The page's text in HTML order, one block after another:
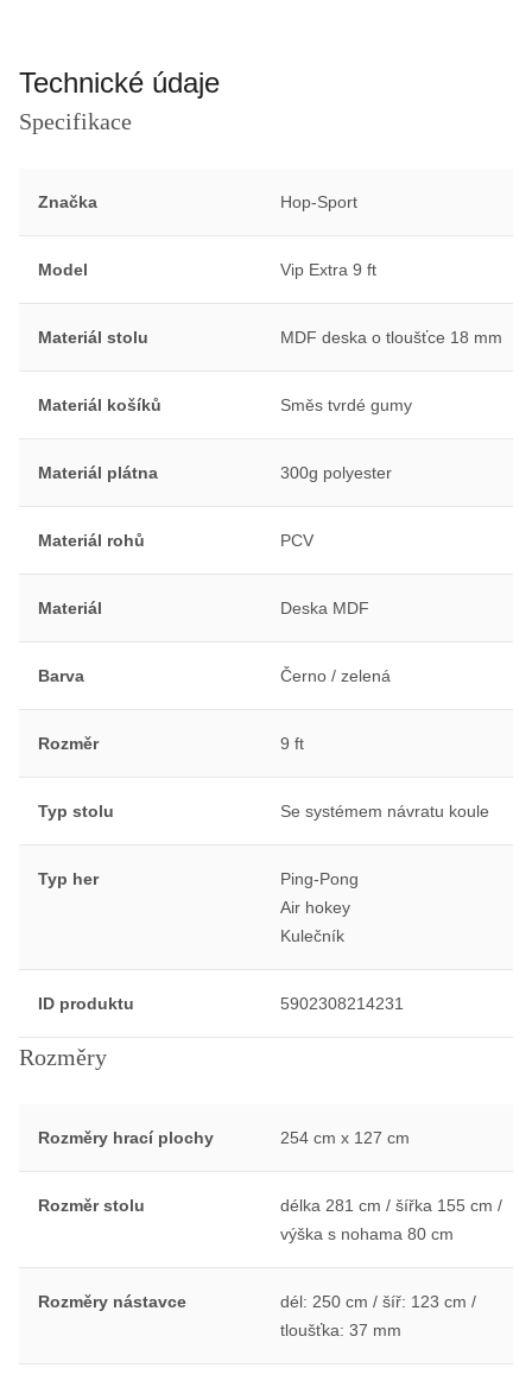
Technické údaje
Specifikace
Značka Hop-Sport
Model Vip Extra 9 ft
Materiál stolu MDF deska o tloušťce 18 mm
Materiál košíků Směs tvrdé gumy
Materiál plátna 300g polyester
Materiál rohů PCV
Materiál Deska MDF
Barva Černo / zelená
Rozměr 9 ft
Typ stolu Se systémem návratu koule
Typ her
Ping-Pong
Air hokey
Kulečník
ID produktu 5902308214231
Rozměry
Rozměry hrací plochy 254 cm x 127 cm
Rozměr stolu
délka 281 cm / šířka 155 cm /
výška s nohama 80 cm
Rozměry nástavce
dél: 250 cm / šíř: 123 cm /
tloušťka: 37 mm